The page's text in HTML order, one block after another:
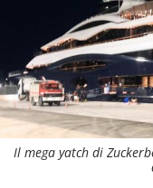
Il mega yatch di